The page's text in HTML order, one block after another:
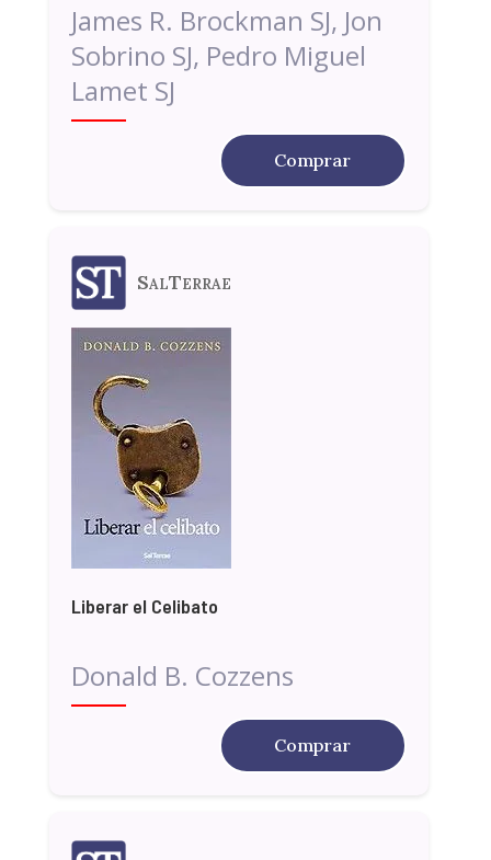
James R. Brockman SJ, Jon
Sobrino SJ, Pedro Miguel
Lamet SJ
Comprar
SalTerrae
Liberar el Celibato
Donald B. Cozzens
Comprar